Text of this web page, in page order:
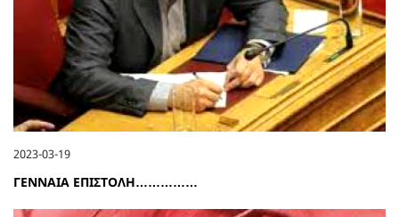
2023-03-19
ΓΕΝΝΑΙΑ ΕΠΙΣΤΟΛΗ……………